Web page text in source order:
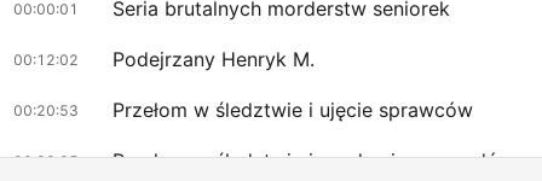
00:00:01 Seria brutalnych morderstw seniorek
00:12:02 Podejrzany Henryk M.
00:20:53 Przełom w śledztwie i ujęcie sprawców
00:22:05 Przełom w śledztwie i mechanizm napadów